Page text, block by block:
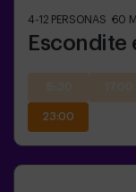
4-12 PERSONAS 60
Escondite
23:00